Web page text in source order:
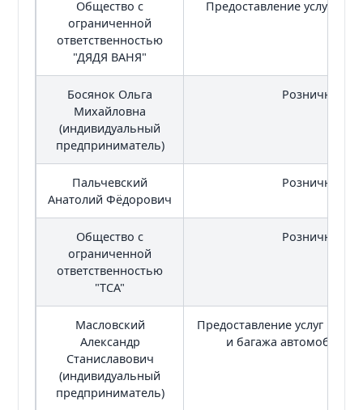
Общество с
ограниченной
ответственностью
"ДЯДЯ ВАНЯ"
Предоставление услуг
Босянок Ольга
Михайловна
(индивидуальный
предприниматель)
Розничная
Пальчевский
Анатолий Фёдорович
Розничная
Общество с
ограниченной
ответственностью
"ТСА"
Розничная
Масловский
Александр
Станиславович
(индивидуальный
предприниматель)
Предоставление услуг по
и багажа